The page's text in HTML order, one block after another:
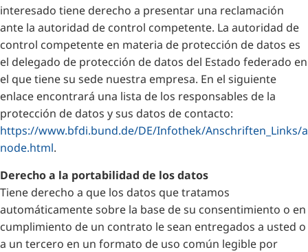
interesado tiene derecho a presentar una reclamación
ante la autoridad de control competente. La autoridad de
control competente en materia de protección de datos es
el delegado de protección de datos del Estado federado en
el que tiene su sede nuestra empresa. En el siguiente
enlace encontrará una lista de los responsables de la
protección de datos y sus datos de contacto:
https://www.bfdi.bund.de/DE/Infothek/Anschriften_Links/
node.html.
Derecho a la portabilidad de los datos
Tiene derecho a que los datos que tratamos
automáticamente sobre la base de su consentimiento o en
cumplimiento de un contrato le sean entregados a usted o
a un tercero en un formato de uso común legible por